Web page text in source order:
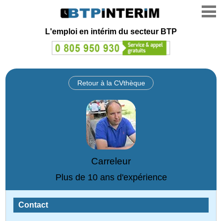
L'emploi en intérim du secteur BTP
Retour à la CVthèque
Carreleur
Plus de 10 ans d'expérience
Contact